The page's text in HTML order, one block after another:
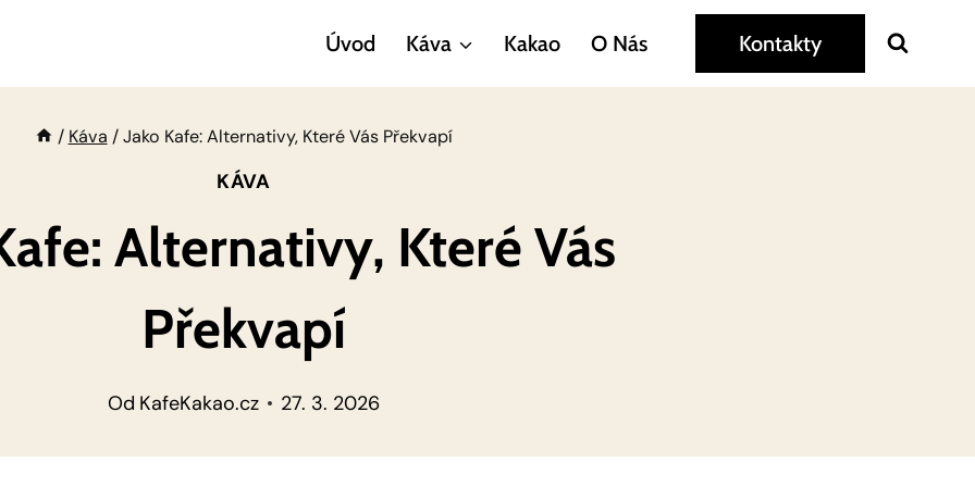
Úvod Káva Kakao O Nás Kontakty
/ Káva / Jako Kafe: Alternativy, Které Vás Překvapí
KÁVA
Alternativy, Které Vás
Překvapí
Od KafeKakao.cz 27. 3. 2026